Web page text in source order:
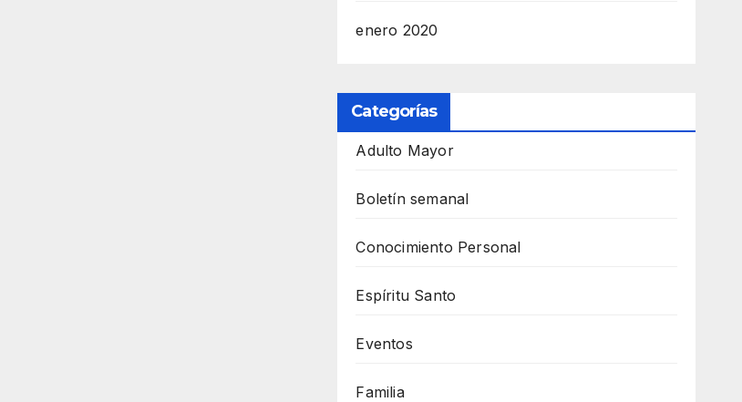
enero 2020
Categorías
Adulto Mayor
Boletín semanal
Conocimiento Personal
Espíritu Santo
Eventos
Familia